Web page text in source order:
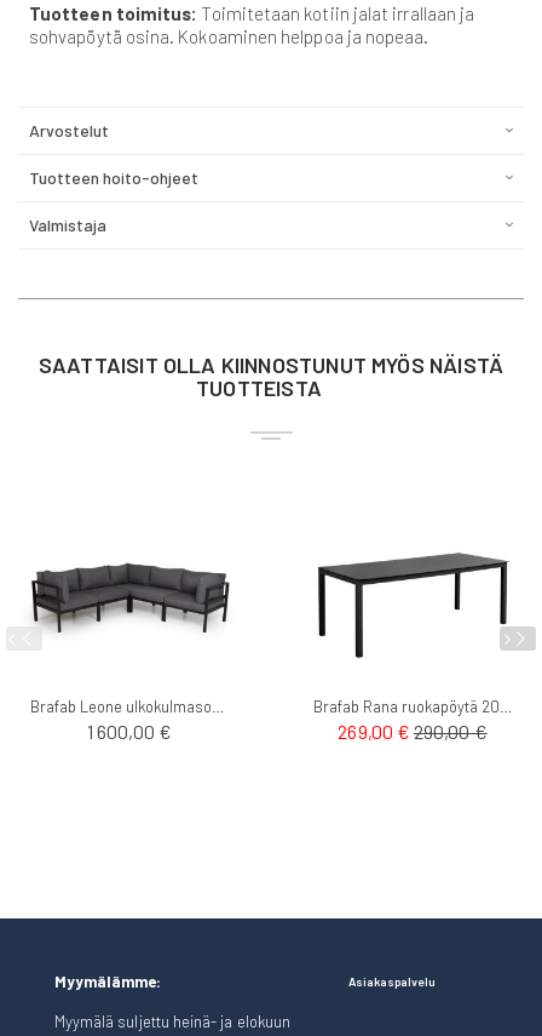
Tuotteen toimitus: Toimitetaan kotiin jalat irrallaan ja
sohvapöytä osina. Kokoaminen helppoa ja nopeaa.
Arvostelut
Tuotteen hoito-ohjeet
Valmistaja
SAATTAISIT OLLA KIINNOSTUNUT MYÖS NÄISTÄ
TUOTTEISTA
1 600,00 € 269,00 € 290,00 €
Myymälämme:
Myymälä suljettu heinä- ja elokuun
Asiakaspalvelu